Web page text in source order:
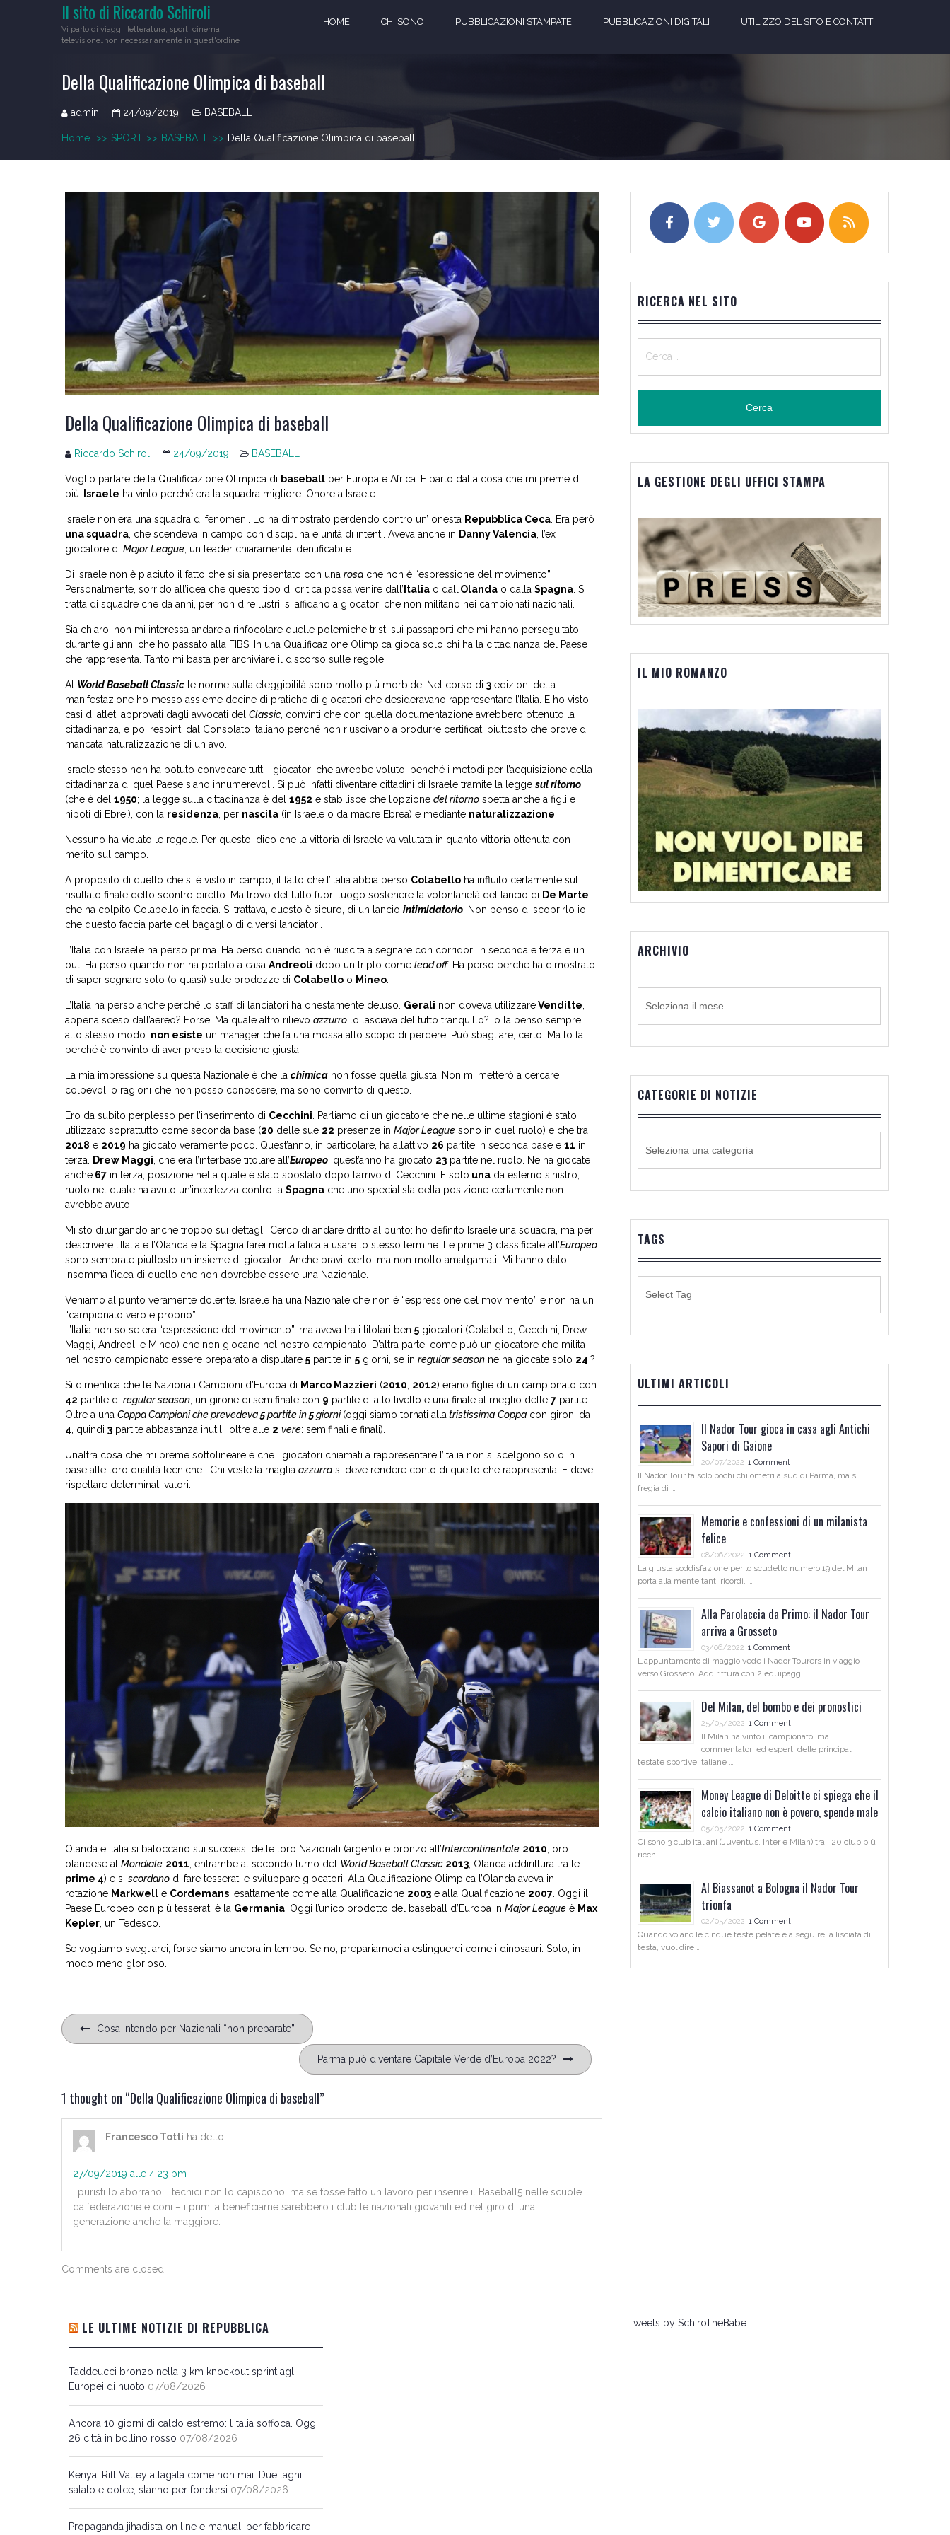
Il sito di Riccardo Schiroli
Vi parlo di viaggi, letteratura, sport, cinema,
televisione…non necessariamente in quest'ordine
HOME CHI SONO PUBBLICAZIONI STAMPATE PUBBLICAZIONI DIGITALI UTILIZZO DEL SITO E CONTATTI
Della Qualificazione Olimpica di baseball
admin 24/09/2019 BASEBALL
Home >> SPORT >> BASEBALL >> Della Qualificazione Olimpica di baseball
Della Qualificazione Olimpica di baseball
Riccardo Schiroli 24/09/2019 BASEBALL
Voglio parlare della Qualificazione Olimpica di baseball per Europa e Africa. E parto dalla cosa che mi preme di
più: Israele ha vinto perché era la squadra migliore. Onore a Israele.
Israele non era una squadra di fenomeni. Lo ha dimostrato perdendo contro un’ onesta Repubblica Ceca . Era però
una squadra , che scendeva in campo con disciplina e unità di intenti. Aveva anche in Danny Valencia , l’ex
giocatore di Major League , un leader chiaramente identificabile.
Di Israele non è piaciuto il fatto che si sia presentato con una rosa che non è “espressione del movimento”.
Personalmente, sorrido all’idea che questo tipo di critica possa venire dall’ Italia o dall’Olanda o dalla Spagna . Si
tratta di squadre che da anni, per non dire lustri, si affidano a giocatori che non militano nei campionati nazionali.
Sia chiaro: non mi interessa andare a rinfocolare quelle polemiche tristi sui passaporti che mi hanno perseguitato
durante gli anni che ho passato alla FIBS. In una Qualificazione Olimpica gioca solo chi ha la cittadinanza del Paese
che rappresenta. Tanto mi basta per archiviare il discorso sulle regole.
Al World Baseball Classic le norme sulla eleggibilità sono molto più morbide. Nel corso di 3 edizioni della
manifestazione ho messo assieme decine di pratiche di giocatori che desideravano rappresentare l’Italia. E ho visto
casi di atleti approvati dagli avvocati del Classic, convinti che con quella documentazione avrebbero ottenuto la
cittadinanza, e poi respinti dal Consolato Italiano perché non riuscivano a produrre certificati piuttosto che prove di
mancata naturalizzazione di un avo.
Israele stesso non ha potuto convocare tutti i giocatori che avrebbe voluto, benché i metodi per l’acquisizione della
cittadinanza di quel Paese siano innumerevoli. Si può infatti diventare cittadini di Israele tramite la leggesul ritorno
(che è del 1950; la legge sulla cittadinanza è del 1952 e stabilisce che l’opzione del ritorno spetta anche a figli e
nipoti di Ebrei), con la residenza , per nascita (in Israele o da madre Ebrea) e mediante naturalizzazione
Nessuno ha violato le regole. Per questo, dico che la vittoria di Israele va valutata in quanto vittoria ottenuta con
merito sul campo.
A proposito di quello che si è visto in campo, il fatto che l’Italia abbia perso Colabello ha influito certamente sul
risultato finale dello scontro diretto. Ma trovo del tutto fuori luogo sostenere la volontarietà del lancio di De Marte
che ha colpito Colabello in faccia. Si trattava, questo è sicuro, di un lancio intimidatorio . Non penso di scoprirlo io,
che questo faccia parte del bagaglio di diversi lanciatori.
L’Italia con Israele ha perso prima. Ha perso quando non è riuscita a segnare con corridori in seconda e terza e un
out. Ha perso quando non ha portato a casa Andreoli dopo un triplo come lead off. Ha perso perché ha dimostrato
di saper segnare solo (o quasi) sulle prodezze di Colabello o Mineo
L’Italia ha perso anche perché lo staff di lanciatori ha onestamente deluso. Gerali non doveva utilizzareVenditte
appena sceso dall’aereo? Forse. Ma quale altro rilievo azzurro lo lasciava del tutto tranquillo? Io la penso sempre
allo stesso modo: non esiste un manager che fa una mossa allo scopo di perdere. Può sbagliare, certo. Ma lo fa
perché è convinto di aver preso la decisione giusta.
La mia impressione su questa Nazionale è che la chimica non fosse quella giusta. Non mi metterò a cercare
colpevoli o ragioni che non posso conoscere, ma sono convinto di questo.
Ero da subito perplesso per l’inserimento di Cecchini . Parliamo di un giocatore che nelle ultime stagioni è stato
utilizzato soprattutto come seconda base (20 delle sue 22 presenze in Major League sono in quel ruolo) e che tra
2018 e 2019 ha giocato veramente poco. Quest’anno, in particolare, ha all’attivo 26 partite in seconda base e 11 in
terza.
Drew Maggi , che era l’interbase titolare all’Europeo , quest’anno ha giocato 23 partite nel ruolo. Ne ha giocate
anche 67 in terza, posizione nella quale è stato spostato dopo l’arrivo di Cecchini. E solo una da esterno sinistro,
ruolo nel quale ha avuto un’incertezza contro la Spagna che uno specialista della posizione certamente non
avrebbe avuto.
Mi sto dilungando anche troppo sui dettagli. Cerco di andare dritto al punto: ho definito Israele una squadra, ma per
descrivere l’Italia e l’Olanda e la Spagna farei molta fatica a usare lo stesso termine. Le prime 3 classificate all’Europeo
sono sembrate piuttosto un insieme di giocatori. Anche bravi, certo, ma non molto amalgamati. Mi hanno dato
insomma l’idea di quello che non dovrebbe essere una Nazionale.
Veniamo al punto veramente dolente. Israele ha una Nazionale che non è “espressione del movimento” e non ha un
“campionato vero e proprio”.
L’Italia non so se era “espressione del movimento”, ma aveva tra i titolari ben 5 giocatori (Colabello, Cecchini, Drew
Maggi, Andreoli e Mineo) che non giocano nel nostro campionato. D’altra parte, come può un giocatore che milita
nel nostro campionato essere preparato a disputare 5 partite in 5 giorni, se in regular season ne ha giocate solo 24 ?
Si dimentica che le Nazionali Campioni d’Europa di Marco Mazzieri (2010 2012) erano figlie di un campionato con
42 partite di regular season , un girone di semifinale con 9 partite di alto livello e una finale al meglio delle 7 partite.
Oltre a una Coppa Campioni che prevedeva5partite in5giorni(oggi siamo tornati alla tristissima Coppa con gironi da
4 , quindi 3 partite abbastanza inutili, oltre alle 2 vere: semifinali e finali).
Un’altra cosa che mi preme sottolineare è che i giocatori chiamati a rappresentare l’Italia non si scelgono solo in
base alle loro qualità tecniche. Chi veste la maglia azzurra si deve rendere conto di quello che rappresenta. E deve
rispettare determinati valori.
Olanda e Italia si baloccano sui successi delle loro Nazionali (argento e bronzo all’Intercontinentale 2010, oro
olandese al Mondiale 2011, entrambe al secondo turno del World Baseball Classic 2013, Olanda addirittura tra le
prime 4) e siscordano di fare tesserati e sviluppare giocatori. Alla Qualificazione Olimpica l’Olanda aveva in
rotazione Markwell e Cordemans, esattamente come alla Qualificazione 2003 e alla Qualificazione 2007. Oggi il
Paese Europeo con più tesserati è la Germania. Oggi l’unico prodotto del baseball d’Europa in Major League è Max
Kepler, un Tedesco.
Se vogliamo svegliarci, forse siamo ancora in tempo. Se no, prepariamoci a estinguerci come i dinosauri. Solo, in
modo meno glorioso.
Navigazione
articoli
Cosa intendo per Nazionali “non preparate”
Parma può diventare Capitale Verde d’Europa 2022?
1 thought on “Della Qualificazione Olimpica di baseball”
Francesco Totti ha detto:
27/09/2019 alle 4:23 pm
I puristi lo aborrano, i tecnici non lo capiscono, ma se fosse fatto un lavoro per inserire il Baseball5 nelle scuole
da federazione e coni – i primi a beneficiarne sarebbero i club le nazionali giovanili ed nel giro di una
generazione anche la maggiore.
Comments are closed.
RICERCA NEL SITO
per:
LA GESTIONE DEGLI UFFICI STAMPA
IL MIO ROMANZO
ARCHIVIO
CATEGORIE DI NOTIZIE
NOTIZIE
TAGS
ULTIMI ARTICOLI
Il Nador Tour gioca in casa agli Antichi
Sapori di Gaione
20/07/2022 1 Comment
Il Nador Tour fa solo pochi chilometri a sud di Parma, ma si
fregia di …
Memorie e confessioni di un milanista
felice
08/06/2022 1 Comment
La giusta soddisfazione per lo scudetto numero 19 del Milan
porta alla mente tanti ricordi. …
Alla Parolaccia da Primo: il Nador Tour
arriva a Grosseto
03/06/2022 1 Comment
L'appuntamento di maggio vede i Nador Tourers in viaggio
verso Grosseto. Addirittura con 2 equipaggi. …
Del Milan, del bombo e dei pronostici
25/05/2022 1 Comment
Il Milan ha vinto il campionato, ma
commentatori ed esperti delle principali
testate sportive italiane …
Money League di Deloitte ci spiega che il
calcio italiano non è povero, spende male
05/05/2022 1 Comment
Ci sono 3 club italiani (Juventus, Inter e Milan) tra i 20 club più
ricchi …
Al Biassanot a Bologna il Nador Tour
trionfa
02/05/2022 1 Comment
Quando volano le cinque teste pelate e a seguire la lisciata di
testa, vuol dire …
LE ULTIME NOTIZIE DI REPUBBLICA
Taddeucci bronzo nella 3 km knockout sprint agli
Europei di nuoto 07/08/2026
Ancora 10 giorni di caldo estremo: l’Italia soffoca. Oggi
26 città in bollino rosso 07/08/2026
Kenya, Rift Valley allagata come non mai. Due laghi,
salato e dolce, stanno per fondersi 07/08/2026
Propaganda jihadista on line e manuali per fabbricare
Tweets by SchiroTheBabe